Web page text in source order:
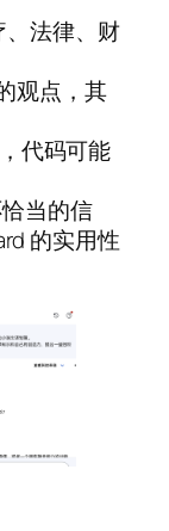
、法律、财
观点，其
代码可能
当的信
的实用性